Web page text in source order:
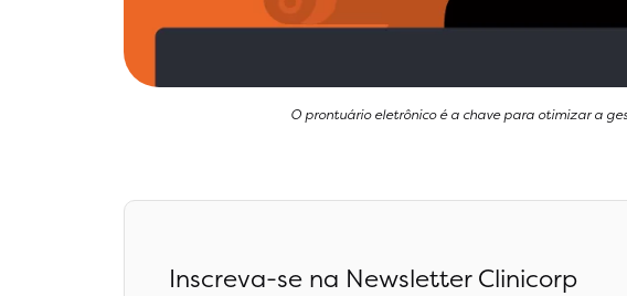
O prontuário eletrônico é a chave para otimizar a
Inscreva-se na Newsletter Clinicorp